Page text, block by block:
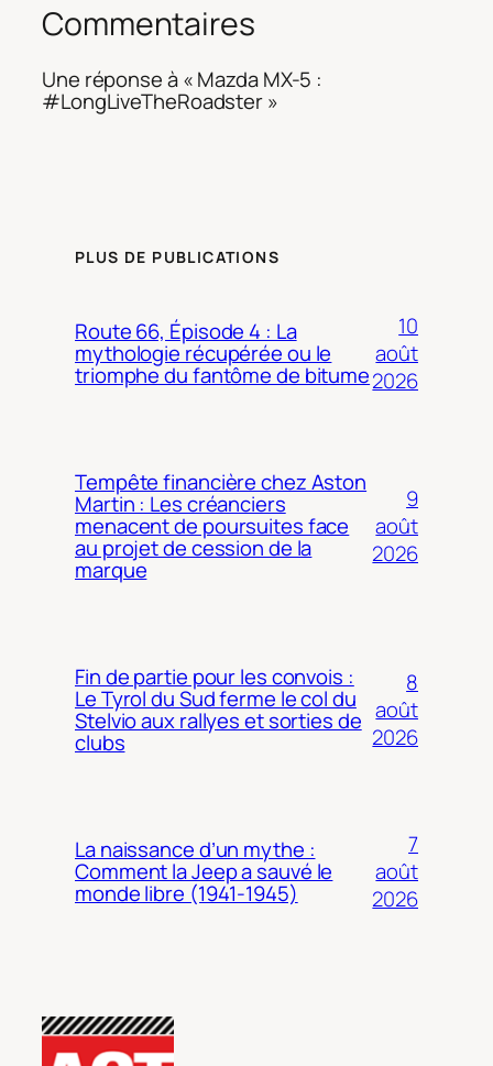
Commentaires
Une réponse à « Mazda MX-5 :
#LongLiveTheRoadster »
PLUS DE PUBLICATIONS
Route 66, Épisode 4 : La
mythologie récupérée ou le
triomphe du fantôme de bitume
10
août
2026
Tempête financière chez Aston
Martin : Les créanciers
menacent de poursuites face
au projet de cession de la
marque
9
août
2026
Fin de partie pour les convois :
Le Tyrol du Sud ferme le col du
Stelvio aux rallyes et sorties de
clubs
8
août
2026
La naissance d’un mythe :
Comment la Jeep a sauvé le
monde libre (1941-1945)
7
août
2026